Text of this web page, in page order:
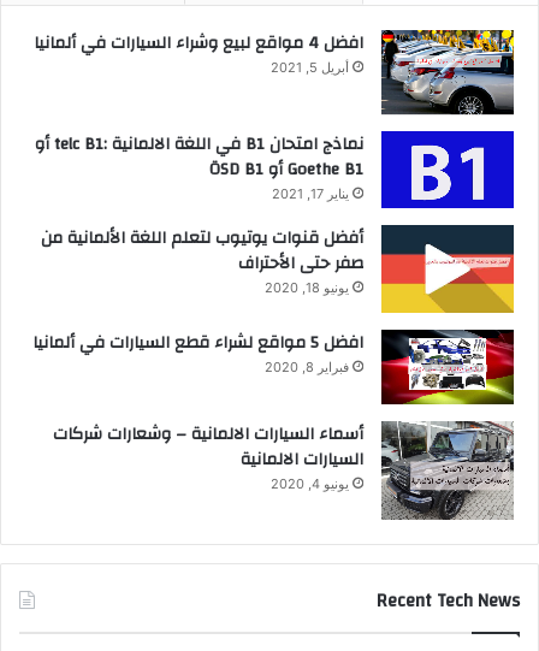
افضل 4 مواقع لبيع وشراء السيارات في ألمانيا
أبريل 5, 2021
نماذج امتحان B1 في اللغة الالمانية :telc B1 أو
Goethe B1 أو ÖSD B1
يناير 17, 2021
أفضل قنوات يوتيوب لتعلم اللغة الألمانية من
صفر حتى الأحتراف
يونيو 18, 2020
افضل 5 مواقع لشراء قطع السيارات في ألمانيا
فبراير 8, 2020
أسماء السيارات الالمانية – وشعارات شركات
السيارات الالمانية
يونيو 4, 2020
Recent Tech News